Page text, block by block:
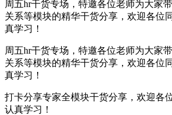
周五hr干货专场，特邀各位老师为大家
关系等模块的精华干货分享，欢迎各位
真学习！
周五hr干货专场，特邀各位老师为大家
关系等模块的精华干货分享，欢迎各位
真学习！
打卡分享专家全模块干货分享，欢迎各
认真学习！